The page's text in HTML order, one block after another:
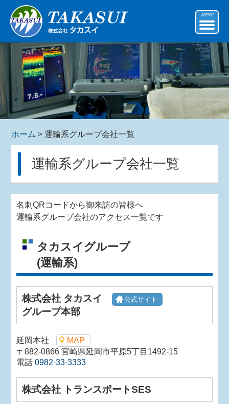
MENU
ホーム > 運輸系グループ会社一覧
運輸系グループ会社一覧
名刺QRコードから御来訪の皆様へ
運輸系グループ会社のアクセス一覧です
タカスイグループ
(運輸系)
株式会社 タカスイ 公式サイト
グループ本部
延岡本社
MAP
〒882-0866 宮崎県延岡市平原5丁目1492-15
電話0982-33-3333
株式会社 トランスポートSES